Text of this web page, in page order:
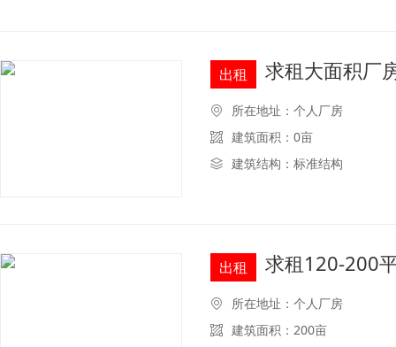
出租 求租大面积厂
所在地址：个人厂房
建筑面积：0亩
建筑结构：标准结构
出租 求租120-200
所在地址：个人厂房
建筑面积：200亩